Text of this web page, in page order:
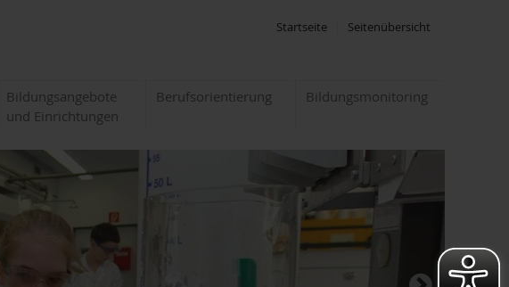
Startseite Seitenübersicht
Bildungsangebote
und Einrichtungen
Berufsorientierung Bildungsmonitoring